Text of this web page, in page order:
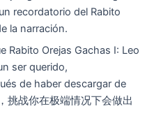
recordatorio del Rabito
la narración.
Rabito Orejas Gachas I: Leo
ser querido,
de haber descargar de
挑战你在极端情况下会做出